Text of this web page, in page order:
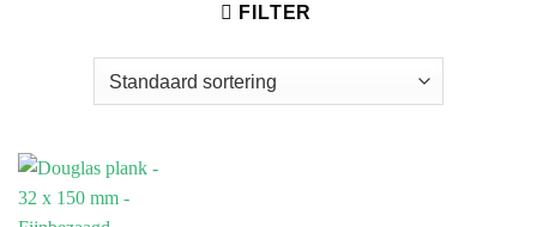
FILTER